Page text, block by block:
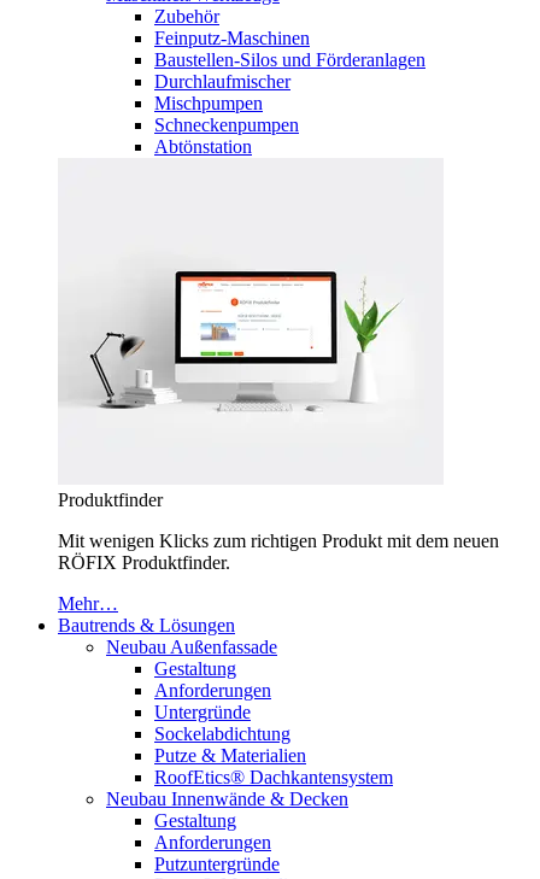
Zubehör
Feinputz-Maschinen
Baustellen-Silos und Förderanlagen
Durchlaufmischer
Mischpumpen
Schneckenpumpen
Abtönstation
Produktfinder
Mit wenigen Klicks zum richtigen Produkt mit dem neuen
RÖFIX Produktfinder.
Mehr…
Bautrends & Lösungen
Neubau Außenfassade
Gestaltung
Anforderungen
Untergründe
Sockelabdichtung
Putze & Materialien
RoofEtics® Dachkantensystem
Neubau Innenwände & Decken
Gestaltung
Anforderungen
Putzuntergründe